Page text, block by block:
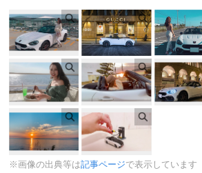
※画像の出典等は記事ページで表示しています